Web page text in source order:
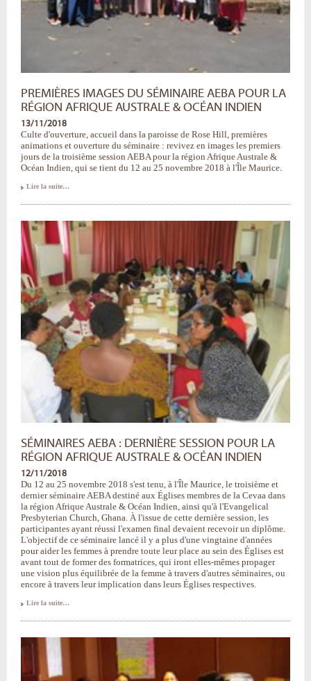
PREMIÈRES IMAGES DU SÉMINAIRE AEBA POUR LA
RÉGION AFRIQUE AUSTRALE & OCÉAN INDIEN
13/11/2018
Culte d'ouverture, accueil dans la paroisse de Rose Hill, premières
animations et ouverture du séminaire : revivez en images les premiers
jours de la troisième session AEBA pour la région Afrique Australe &
Océan Indien, qui se tient du 12 au 25 novembre 2018 à l'Île Maurice.
Premières
pour
la
région
Afrique
Australe
&
Océan
Indien
-
Lire la suite…
SÉMINAIRES AEBA : DERNIÈRE SESSION POUR LA
RÉGION AFRIQUE AUSTRALE & OCÉAN INDIEN
12/11/2018
Du 12 au 25 novembre 2018 s'est tenu, à l'Île Maurice, le troisième et
dernier séminaire AEBA destiné aux Églises membres de la Cevaa dans
la région Afrique Australe & Océan Indien, ainsi qu'à l'Evangelical
Presbyterian Church, Ghana. À l'issue de cette dernière session, les
participantes ayant réussi l'examen final devaient recevoir un diplôme.
L'objectif de ce séminaire lancé il y a plus d'une vingtaine d'années
pour aider les femmes à prendre toute leur place au sein des Églises est
avant tout de former des formatrices, qui iront elles-mêmes propager
une vision plus équilibrée de la femme à travers d'autres séminaires, ou
encore à travers leur implication dans leurs Églises respectives.
Séminaires
Afrique
Australe
Lire la suite…